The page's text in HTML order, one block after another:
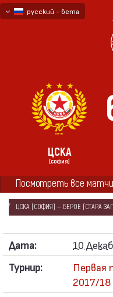
русский - бета
ЦСКА
(СОФИЯ)
Посмотреть все
ГЛАВНАЯ СЕЗОНЫ
2017/18
ПЕРВАЯ ПРОФЕССИОНАЛЬНАЯ
ЦСКА (СОФИЯ) — БЕРОЕ (СТАРА
Дата:
10
Турнир:
Первая
2017/18